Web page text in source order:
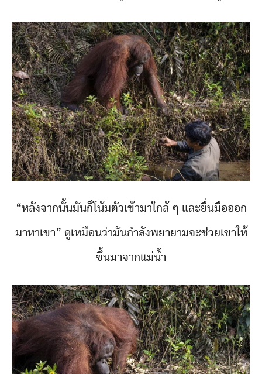
“หลังจากนั้นมันก็โน้มตัวเข้ามาใกล้ ๆ และยื่นมือออก
มาหาเขา” ดูเหมือนว่ามันกำลังพยายามจะช่วยเขาให้
ขึ้นมาจากแม่น้ำ